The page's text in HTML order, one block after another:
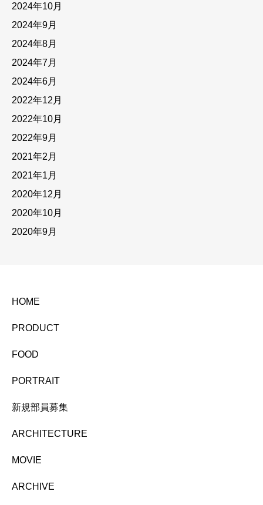
2024年10月
2024年9月
2024年8月
2024年7月
2024年6月
2022年12月
2022年10月
2022年9月
2021年2月
2021年1月
2020年12月
2020年10月
2020年9月
HOME
PRODUCT
FOOD
PORTRAIT
新規部員募集
ARCHITECTURE
MOVIE
ARCHIVE